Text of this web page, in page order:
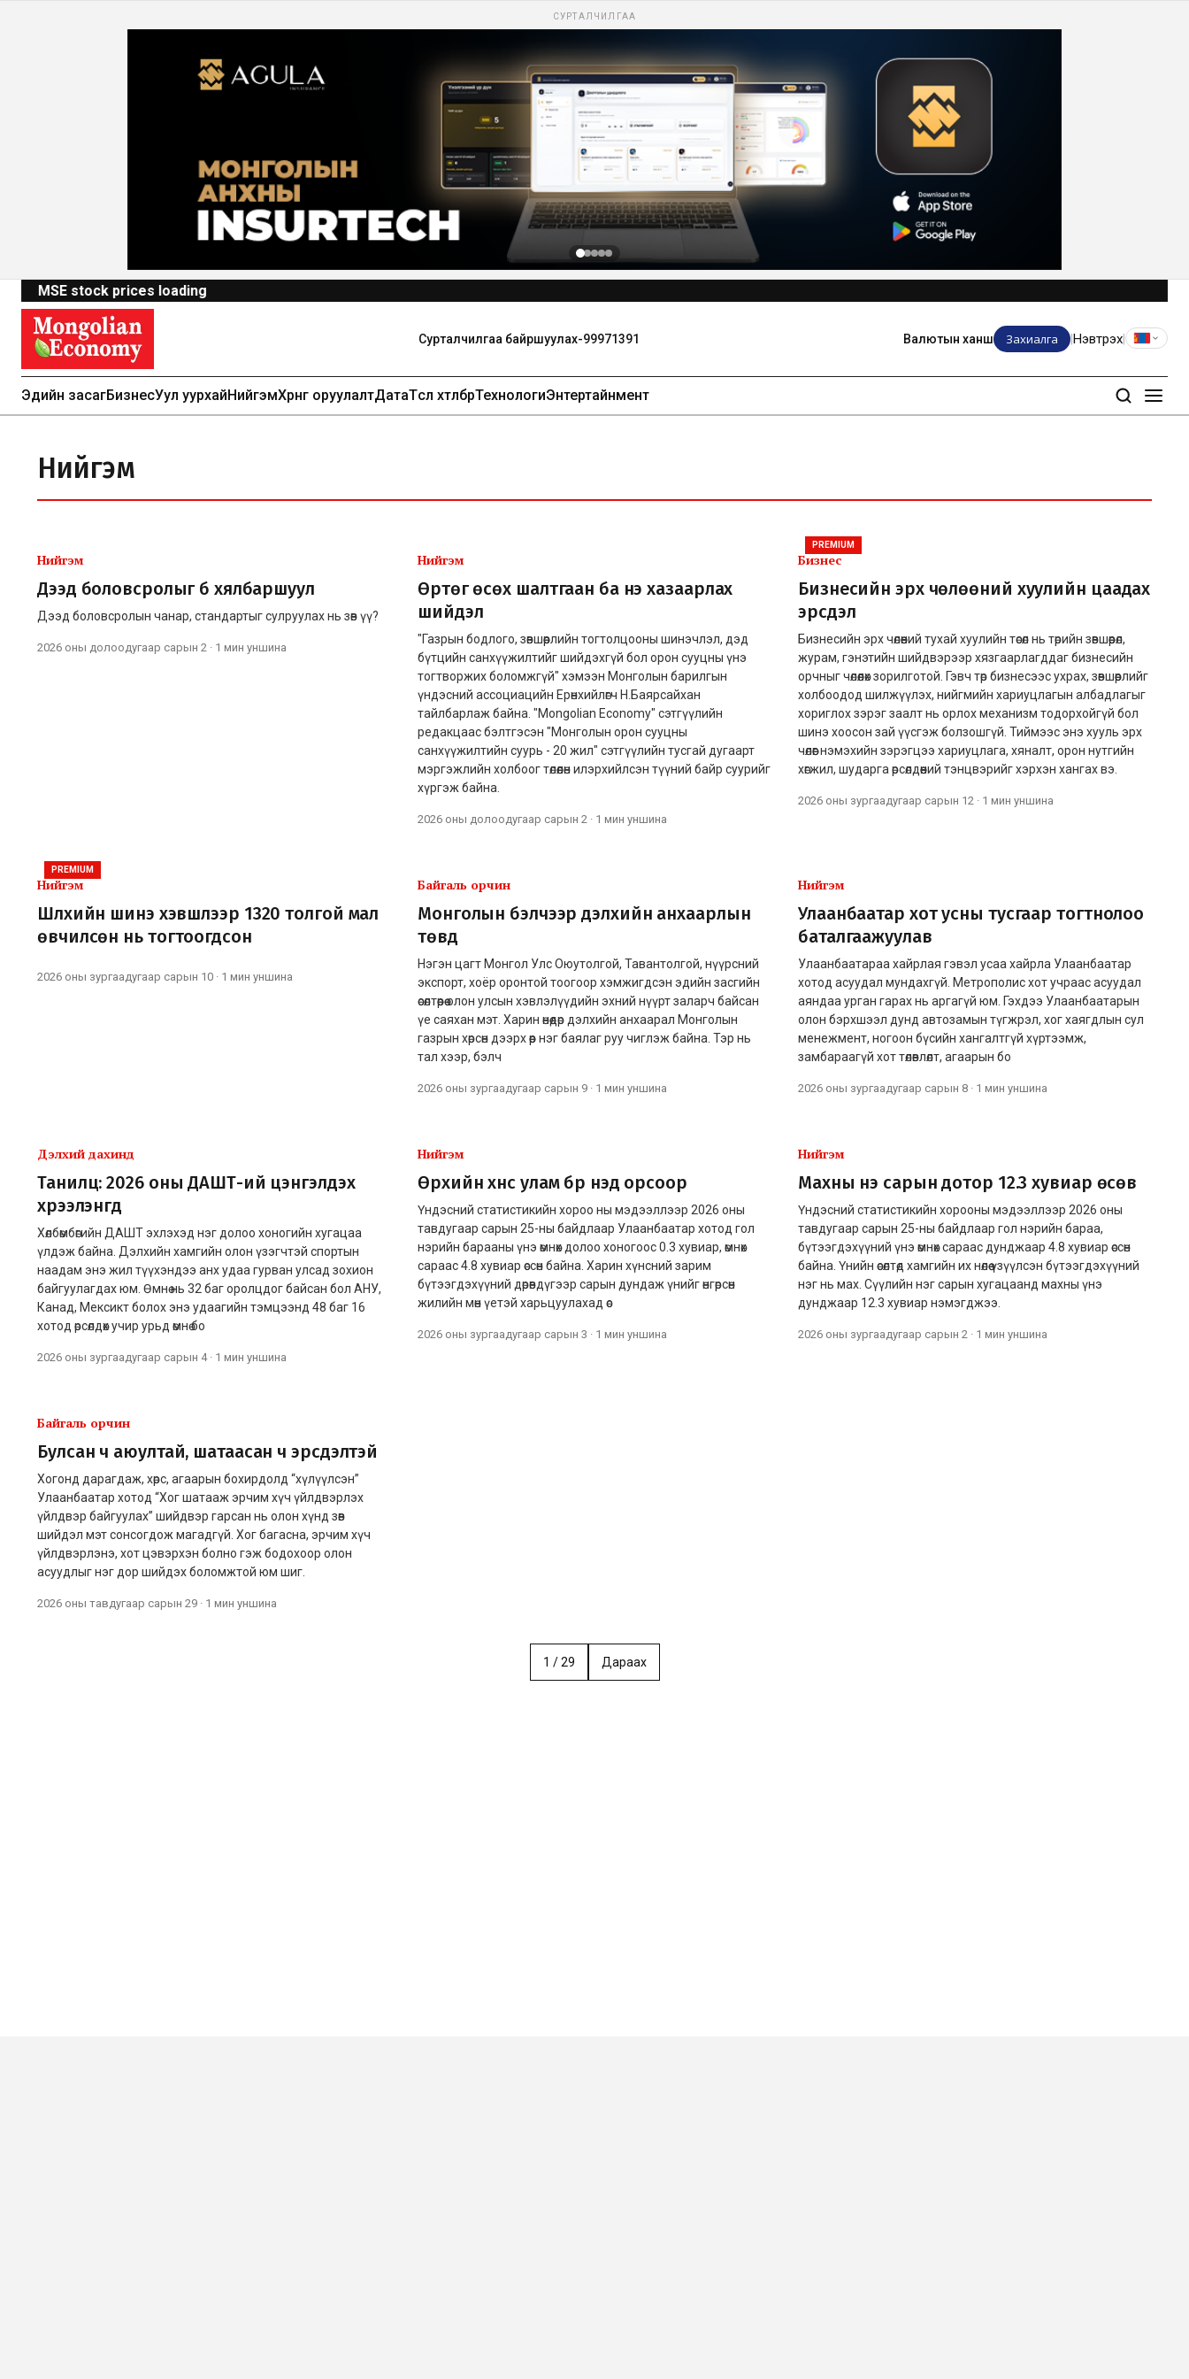
СУРТАЛЧИЛГАА
MSE stock prices loading
Валютын ханш Захиалга Нэвтрэх
Эдийн засагБизнесУул уурхайНийгэмХөрөнгө оруулалтДатаТөсөл хөтөлбөрТехнологиЭнтертайнмент
Нийгэм
Нийгэм
Дээд боловсролыг бүү хялбаршуул
Дээд боловсролын чанар, стандартыг сулруулах нь зөв үү?
2026 оны долоодугаар сарын 2 · 1 мин уншина
Нийгэм
Өртөг өсөх шалтгаан ба үнэ хазаарлах
шийдэл
"Газрын бодлого, зөвшөөрлийн тогтолцооны шинэчлэл, дэд
бүтцийн санхүүжилтийг шийдэхгүй бол орон сууцны үнэ
тогтворжих боломжгүй" хэмээн Монголын барилгын
үндэсний ассоциацийн Ерөнхийлөгч Н.Баярсайхан
тайлбарлаж байна. "Mongolian Economy" сэтгүүлийн
редакцаас бэлтгэсэн "Монголын орон сууцны
санхүүжилтийн суурь - 20 жил" сэтгүүлийн тусгай дугаарт
мэргэжлийн холбоог төлөөлөн илэрхийлсэн түүний байр суурийг
хүргэж байна.
2026 оны долоодугаар сарын 2 · 1 мин уншина
PREMIUM
Бизнес
Бизнесийн эрх чөлөөний хуулийн цаадах
эрсдэл
Бизнесийн эрх чөлөөний тухай хуулийн төсөл нь төрийн зөвшөөрөл,
журам, гэнэтийн шийдвэрээр хязгаарлагддаг бизнесийн
орчныг чөлөөлөх зорилготой. Гэвч төр бизнесээс ухрах, зөвшөөрлийг
холбоодод шилжүүлэх, нийгмийн хариуцлагын албадлагыг
хориглох зэрэг заалт нь орлох механизм тодорхойгүй бол
шинэ хоосон зай үүсгэж болзошгүй. Тиймээс энэ хууль эрх
чөлөөг нэмэхийн зэрэгцээ хариуцлага, хяналт, орон нутгийн
хөгжил, шударга өрсөлдөөний тэнцвэрийг хэрхэн хангах вэ.
2026 оны зургаадугаар сарын 12 · 1 мин уншина
PREMIUM
Нийгэм
Шүлхийн шинэ хэвшлээр 1320 толгой мал
өвчилсөн нь тогтоогдсон
2026 оны зургаадугаар сарын 10 · 1 мин уншина
Байгаль орчин
Монголын бэлчээр дэлхийн анхаарлын
төвд
Нэгэн цагт Монгол Улс Оюутолгой, Тавантолгой, нүүрсний
экспорт, хоёр оронтой тоогоор хэмжигдсэн эдийн засгийн
өсөлтөөрөө олон улсын хэвлэлүүдийн эхний нүүрт заларч байсан
үе саяхан мэт. Харин өнөөдөр дэлхийн анхаарал Монголын
газрын хөрсөн дээрх өөр нэг баялаг руу чиглэж байна. Тэр нь
тал хээр, бэлч
2026 оны зургаадугаар сарын 9 · 1 мин уншина
Нийгэм
Улаанбаатар хот усны тусгаар тогтнолоо
баталгаажуулав
Улаанбаатараа хайрлая гэвэл усаа хайрла Улаанбаатар
хотод асуудал мундахгүй. Метрополис хот учраас асуудал
аяндаа урган гарах нь аргагүй юм. Гэхдээ Улаанбаатарын
олон бэрхшээл дунд автозамын түгжрэл, хог хаягдлын сул
менежмент, ногоон бүсийн хангалтгүй хүртээмж,
замбараагүй хот төлөвлөлт, агаарын бо
2026 оны зургаадугаар сарын 8 · 1 мин уншина
Дэлхий дахинд
Танилц: 2026 оны ДАШТ-ий цэнгэлдэх
хүрээлэнгүүд
Хөлбөмбөгийн ДАШТ эхлэхэд нэг долоо хоногийн хугацаа
үлдэж байна. Дэлхийн хамгийн олон үзэгчтэй спортын
наадам энэ жил түүхэндээ анх удаа гурван улсад зохион
байгуулагдах юм. Өмнө нь 32 баг оролцдог байсан бол АНУ,
Канад, Мексикт болох энэ удаагийн тэмцээнд 48 баг 16
хотод өрсөлдөх учир урьд өмнө бо
2026 оны зургаадугаар сарын 4· 1 мин уншина
Нийгэм
Өрхийн хүнс улам бүр үнэд орсоор
Үндэсний статистикийн хороо ны мэдээллээр 2026 оны
тавдугаар сарын 25-ны байдлаар Улаанбаатар хотод гол
нэрийн барааны үнэ өмнөх долоо хоногоос 0.3 хувиар, өмнөх
сараас 4.8 хувиар өссөн байна. Харин хүнсний зарим
бүтээгдэхүүний дөрөвдүгээр сарын дундаж үнийг өнгөрсөн
жилийн мөн үетэй харьцуулахад өс
2026 оны зургаадугаар сарын 3 · 1 мин уншина
Нийгэм
Махны үнэ сарын дотор 12.3 хувиар өсөв
Үндэсний статистикийн хорооны мэдээллээр 2026 оны
тавдугаар сарын 25-ны байдлаар гол нэрийн бараа,
бүтээгдэхүүний үнэ өмнөх сараас дунджаар 4.8 хувиар өссөн
байна. Үнийн өсөлтөд хамгийн их нөлөө үзүүлсэн бүтээгдэхүүний
нэг нь мах. Сүүлийн нэг сарын хугацаанд махны үнэ
дунджаар 12.3 хувиар нэмэгджээ.
2026 оны зургаадугаар сарын 2 · 1 мин уншина
Байгаль орчин
Булсан ч аюултай, шатаасан ч эрсдэлтэй
Хогонд дарагдаж, хөрс, агаарын бохирдолд “хүлүүлсэн”
Улаанбаатар хотод “Хог шатааж эрчим хүч үйлдвэрлэх
үйлдвэр байгуулах” шийдвэр гарсан нь олон хүнд зөв
шийдэл мэт сонсогдож магадгүй. Хог багасна, эрчим хүч
үйлдвэрлэнэ, хот цэвэрхэн болно гэж бодохоор олон
асуудлыг нэг дор шийдэх боломжтой юм шиг.
2026 оны тавдугаар сарын 29 · 1 мин уншина
1 /29 Дараах